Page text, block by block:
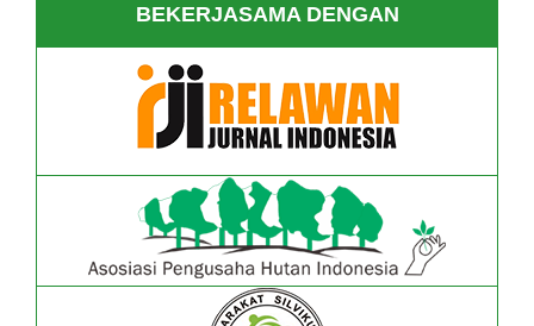
BEKERJASAMA DENGAN